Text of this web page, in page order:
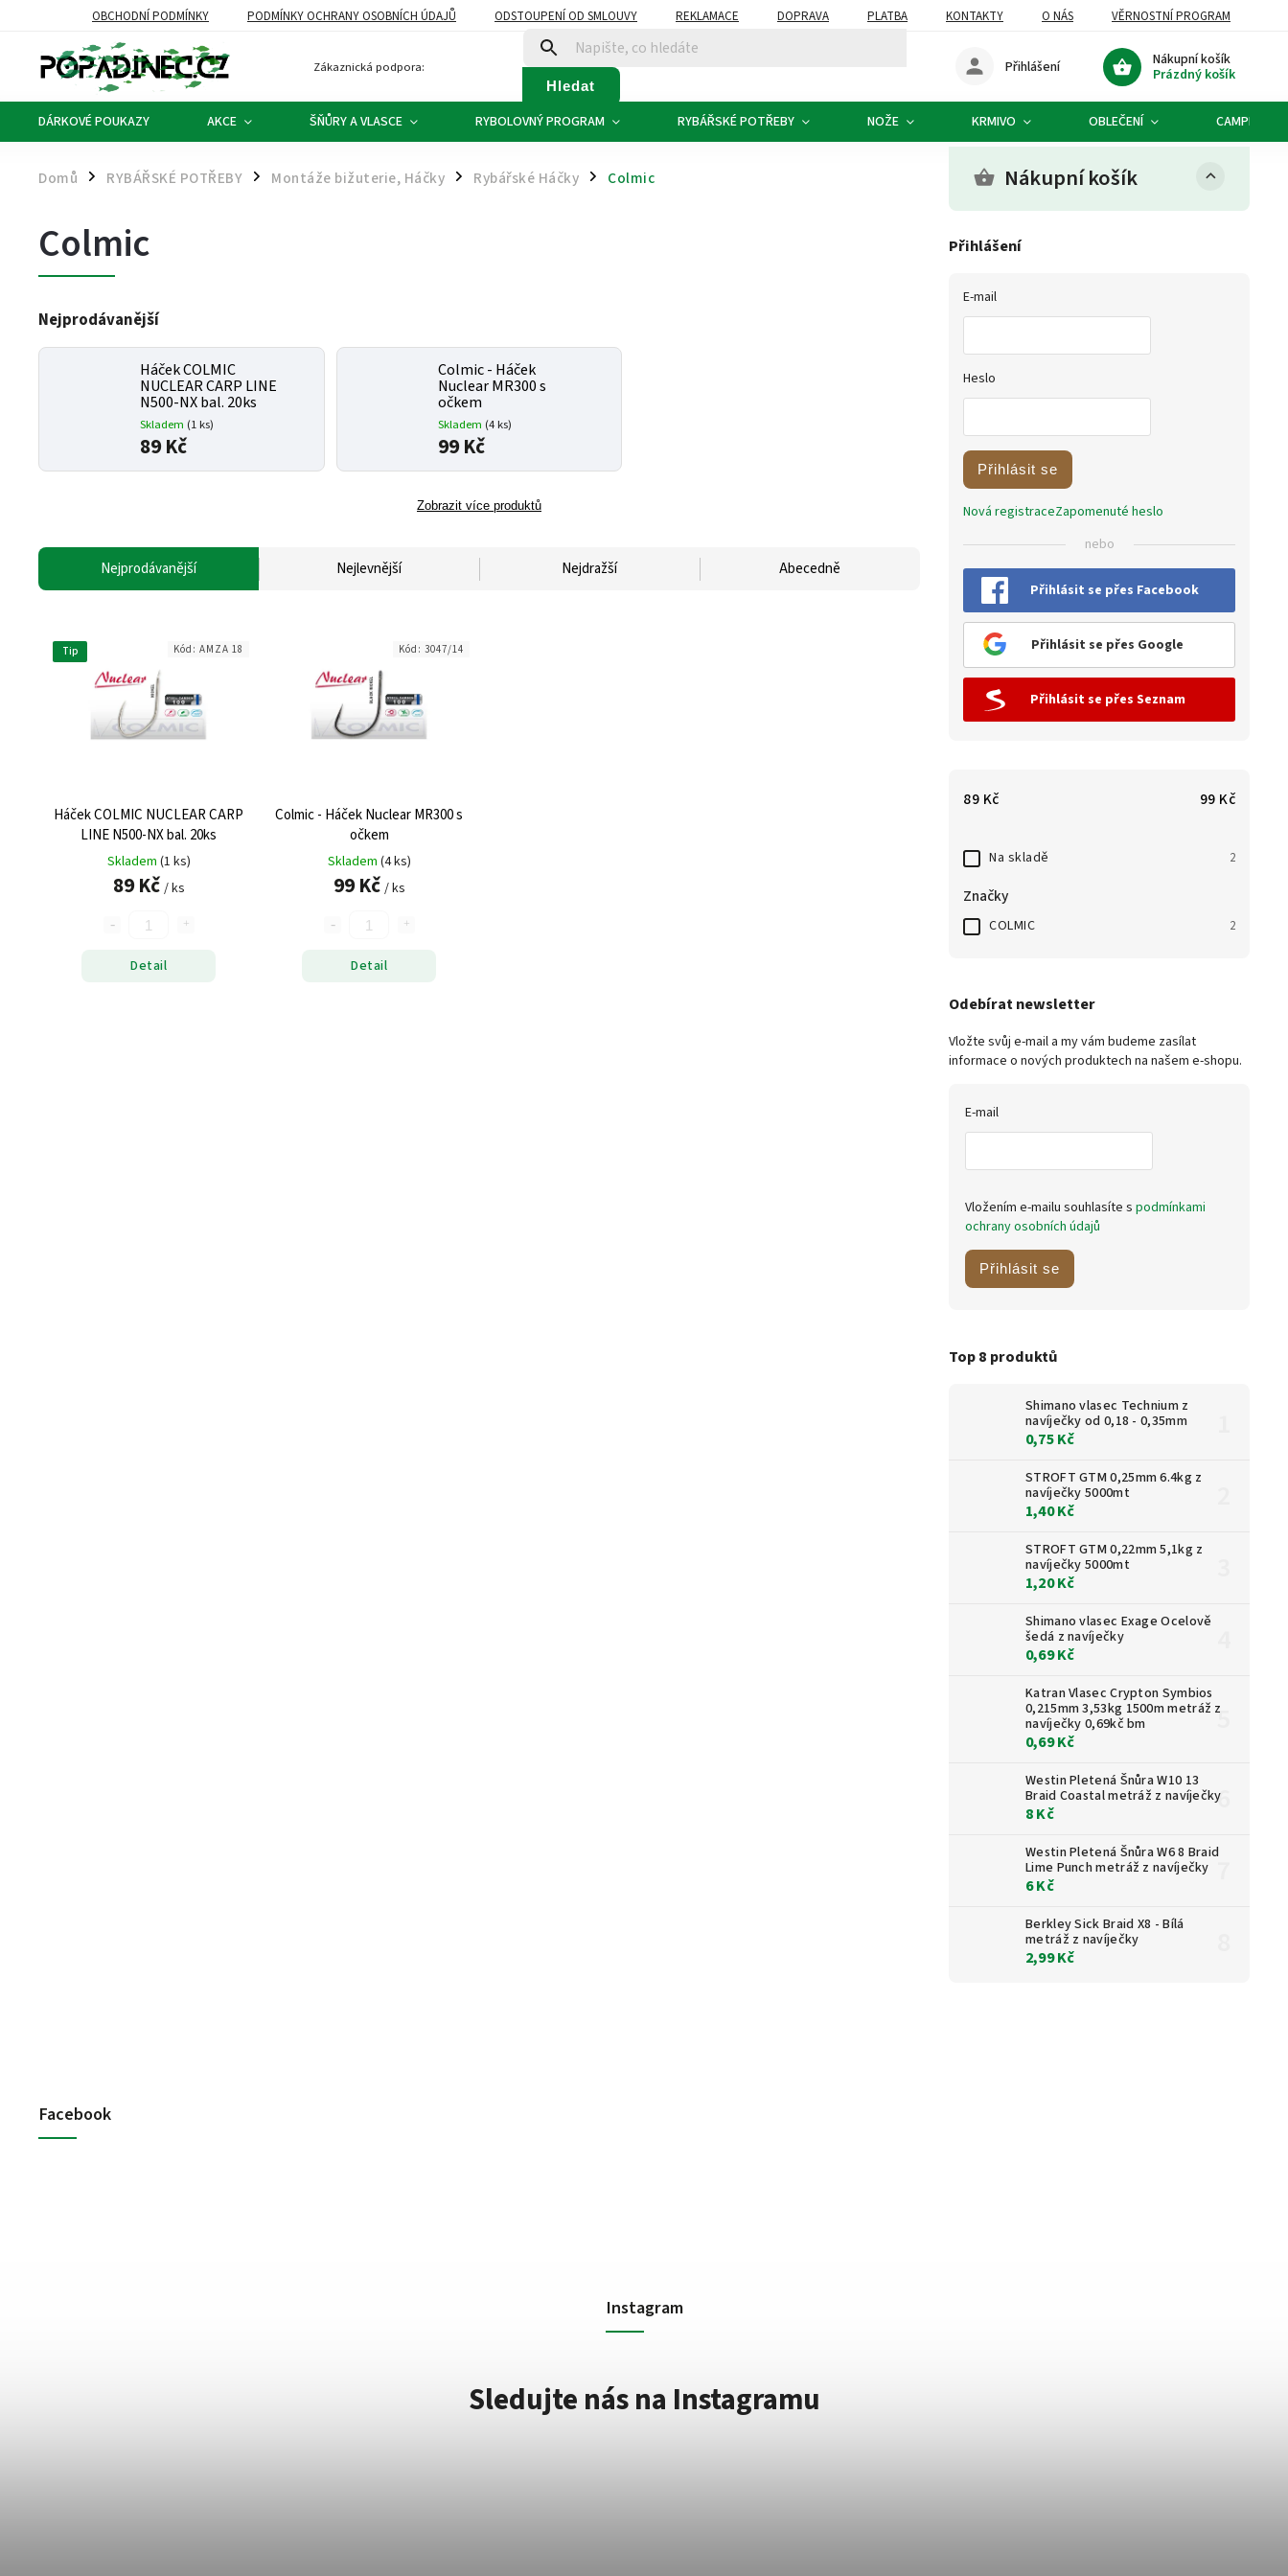
OBCHODNÍ PODMÍNKY PODMÍNKY OCHRANY OSOBNÍCH ÚDAJŮ ODSTOUPENÍ OD SMLOUVY REKLAMACE DOPRAVA PLATBA KONTAKTY O NÁS VĚRNOSTNÍ PROGRAM
Zákaznická podpora:
Hledat
Nákupní košík
Prázdný košík
Přihlášení
DÁRKOVÉ POUKAZY AKCE ŠŇŮRY A VLASCE RYBOLOVNÝ PROGRAM RYBÁŘSKÉ POTŘEBY NOŽE KRMIVO OBLEČENÍ CAMPING
Domů / RYBÁŘSKÉ POTŘEBY / Montáže bižuterie, Háčky / Rybářské Háčky / Colmic Nákupní košík
Přihlášení
E-mail
Heslo
Přihlásit se
Nová registraceZapomenuté heslo
nebo
Přihlásit se přes Facebook
Přihlásit se přes Google
Přihlásit se přes Seznam
89 Kč 99 Kč
Na skladě 2
Značky
COLMIC 2
Odebírat newsletter
Vložte svůj e-mail a my vám budeme zasílat
informace o nových produktech na našem e-shopu.
E-mail
Vložením e-mailu souhlasíte s podmínkami
ochrany osobních údajů
Přihlásit se
Top 8 produktů
Shimano vlasec Technium z
navíječky od 0,18 - 0,35mm
0,75 Kč
STROFT GTM 0,25mm 6.4kg z
navíječky 5000mt
1,40 Kč
STROFT GTM 0,22mm 5,1kg z
navíječky 5000mt
1,20 Kč
Shimano vlasec Exage Ocelově
šedá z navíječky
0,69 Kč
Katran Vlasec Crypton Symbios
0,215mm 3,53kg 1500m metráž z
navíječky 0,69kč bm
0,69 Kč
Westin Pletená Šnůra W10 13
Braid Coastal metráž z navíječky
8 Kč
Westin Pletená Šnůra W6 8 Braid
Lime Punch metráž z navíječky
6 Kč
Berkley Sick Braid X8 - Bílá
metráž z navíječky
2,99 Kč
Colmic
Nejprodávanější
Háček COLMIC
NUCLEAR CARP LINE
N500-NX bal. 20ks
Skladem (1 ks)
89 Kč
Colmic - Háček
Nuclear MR300 s
očkem
Skladem (4 ks)
99 Kč
Zobrazit více produktů
Nejprodávanější Nejlevnější Nejdražší Abecedně
Tip
Háček COLMIC NUCLEAR CARP
LINE N500-NX bal. 20ks
Skladem (1 ks)
89 Kč / ks
Detail
Kód: AMZA 18
Colmic - Háček Nuclear MR300 s
očkem
Skladem (4 ks)
99 Kč / ks
Detail
Kód: 3047/14
Facebook
Instagram
Sledujte nás na Instagramu